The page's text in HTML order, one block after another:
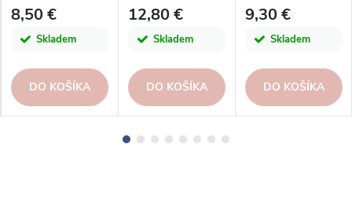
8,50 €
Skladem
DO KOŠÍKA
zelená|San Miguel
12,80 €
Skladem
DO KOŠÍKA
9,30 €
Skladem
DO KOŠÍKA